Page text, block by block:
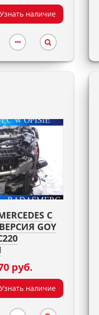
Узнать наличие
C
GOY
руб.
Узнать наличие